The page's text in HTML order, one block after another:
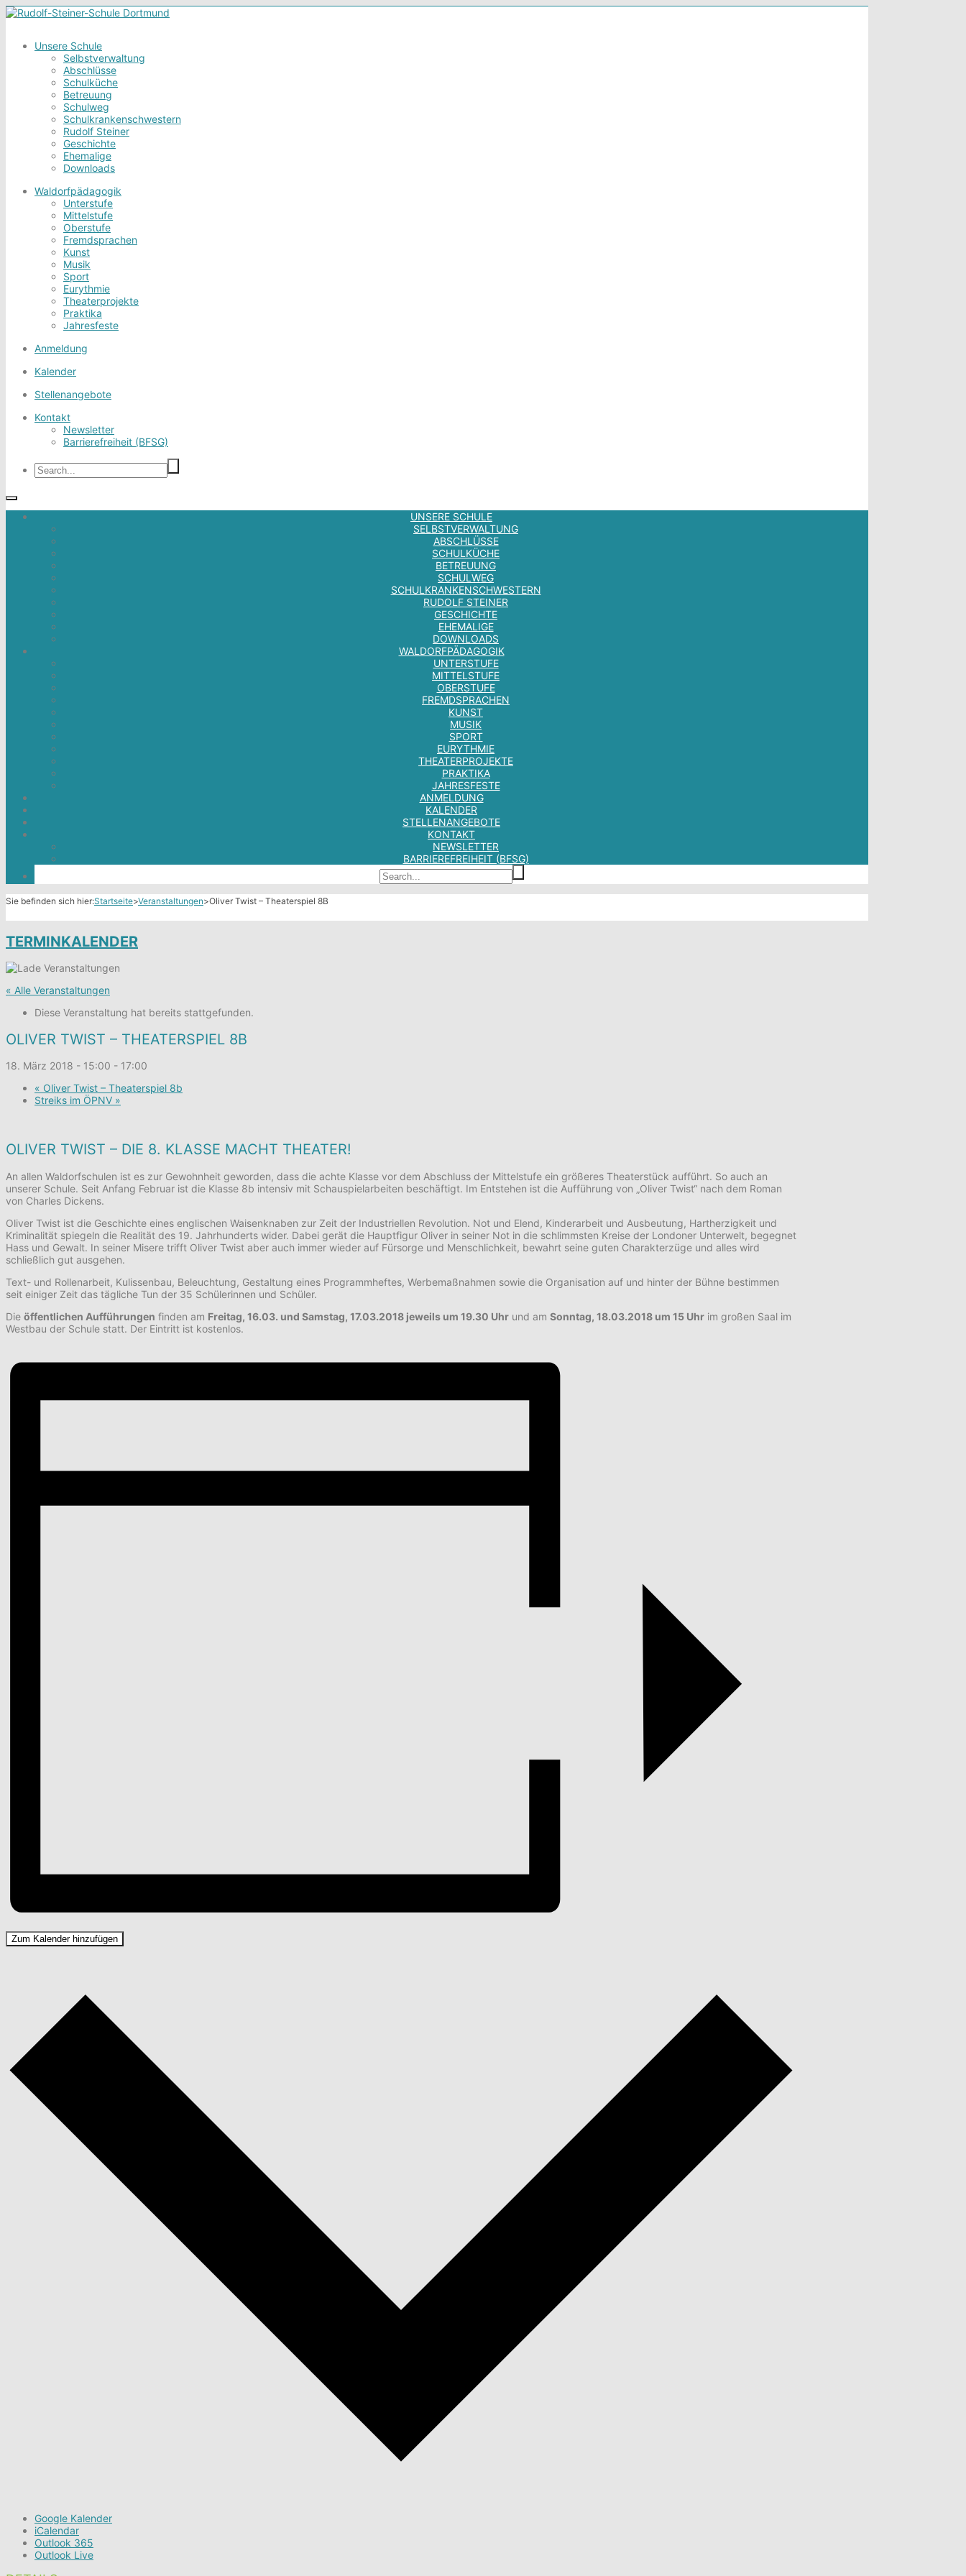
Unsere Schule
Selbstverwaltung
Abschlüsse
Schulküche
Betreuung
Schulweg
Schulkrankenschwestern
Rudolf Steiner
Geschichte
Ehemalige
Downloads
Waldorfpädagogik
Unterstufe
Mittelstufe
Oberstufe
Fremdsprachen
Kunst
Musik
Sport
Eurythmie
Theaterprojekte
Praktika
Jahresfeste
Anmeldung
Kalender
Stellenangebote
Kontakt
Newsletter
Barrierefreiheit (BFSG)
UNSERE SCHULE
SELBSTVERWALTUNG
ABSCHLÜSSE
SCHULKÜCHE
BETREUUNG
SCHULWEG
SCHULKRANKENSCHWESTERN
RUDOLF STEINER
GESCHICHTE
EHEMALIGE
DOWNLOADS
WALDORFPÄDAGOGIK
UNTERSTUFE
MITTELSTUFE
OBERSTUFE
FREMDSPRACHEN
KUNST
MUSIK
SPORT
EURYTHMIE
THEATERPROJEKTE
PRAKTIKA
JAHRESFESTE
ANMELDUNG
KALENDER
STELLENANGEBOTE
KONTAKT
NEWSLETTER
BARRIEREFREIHEIT (BFSG)
Sie befinden sich hier:Startseite>Veranstaltungen>Oliver Twist – Theaterspiel 8B
TERMINKALENDER
« Alle Veranstaltungen
Diese Veranstaltung hat bereits stattgefunden.
OLIVER TWIST – THEATERSPIEL 8B
18. März 2018 - 15:00 - 17:00
« Oliver Twist – Theaterspiel 8b
Streiks im ÖPNV »
OLIVER TWIST – DIE 8. KLASSE MACHT THEATER!
An allen Waldorfschulen ist es zur Gewohnheit geworden, dass die achte Klasse vor dem Abschluss der Mittelstufe ein größeres Theaterstück aufführt. So auch an
unserer Schule. Seit Anfang Februar ist die Klasse 8b intensiv mit Schauspielarbeiten beschäftigt. Im Entstehen ist die Aufführung von „Oliver Twist“ nach dem Roman
von Charles Dickens.
Oliver Twist ist die Geschichte eines englischen Waisenknaben zur Zeit der Industriellen Revolution. Not und Elend, Kinderarbeit und Ausbeutung, Hartherzigkeit und
Kriminalität spiegeln die Realität des 19. Jahrhunderts wider. Dabei gerät die Hauptfigur Oliver in seiner Not in die schlimmsten Kreise der Londoner Unterwelt, begegnet
Hass und Gewalt. In seiner Misere trifft Oliver Twist aber auch immer wieder auf Fürsorge und Menschlichkeit, bewahrt seine guten Charakterzüge und alles wird
schließlich gut ausgehen.
Text- und Rollenarbeit, Kulissenbau, Beleuchtung, Gestaltung eines Programmheftes, Werbemaßnahmen sowie die Organisation auf und hinter der Bühne bestimmen
seit einiger Zeit das tägliche Tun der 35 Schülerinnen und Schüler.
Die öffentlichen Aufführungen finden am Freitag, 16.03. und Samstag, 17.03.2018 jeweils um 19.30 Uhr und am Sonntag, 18.03.2018 um 15 Uhr im großen Saal im
Westbau der Schule statt. Der Eintritt ist kostenlos.
Zum Kalender hinzufügen
Google Kalender
iCalendar
Outlook 365
Outlook Live